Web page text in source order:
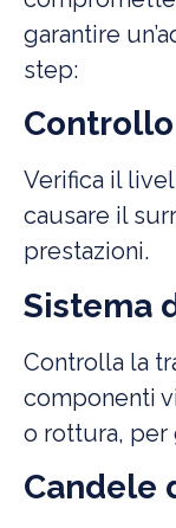
garantire
step:
Verifica il
causare il
prestazioni.
Sistema
Controlla la
componenti
o rottura, per
Candele